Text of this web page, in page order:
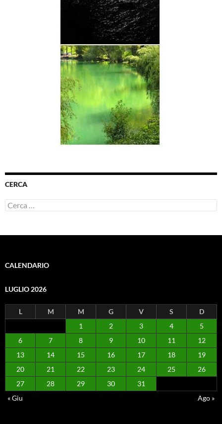
CERCA
Ricerca
per:
CALENDARIO
LUGLIO 2026
L M M G V S
D
1
2 3 4
5
6
7 8 9 10 11
12
13
14 15 16 17 18
19
20
21 22 23 24 25
26
27
28 29 30
31
« Giu
Ago »